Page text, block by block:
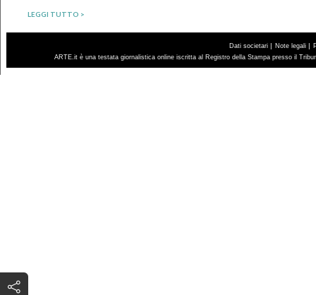
LEGGI TUTTO >
Dati societari | Note legali |
ARTE.it è una testata giornalistica online iscritta al Registro della Stampa presso il